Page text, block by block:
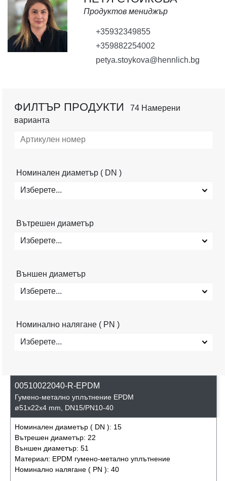
Продуктов мениджър
+35932349855
+359882254002
petya.stoykova@hennlich.bg
ФИЛТЪР ПРОДУКТИ
74 Намерени
варианта
Номинален диаметър ( DN )
Изберете...
Вътрешен диаметър
Изберете...
Външен диаметър
Изберете...
Номинално налягане ( PN )
Изберете...
00510022040-R-EPDM
Гумено-метално уплътнение EPDM
ø51x22x4 mm, DN15/PN10-40
Номинален диаметър ( DN ): 15
Вътрешен диаметър: 22
Външен диаметър: 51
Материал: EPDM гумено-метално уплътнение
Номинално налягане ( PN ): 40